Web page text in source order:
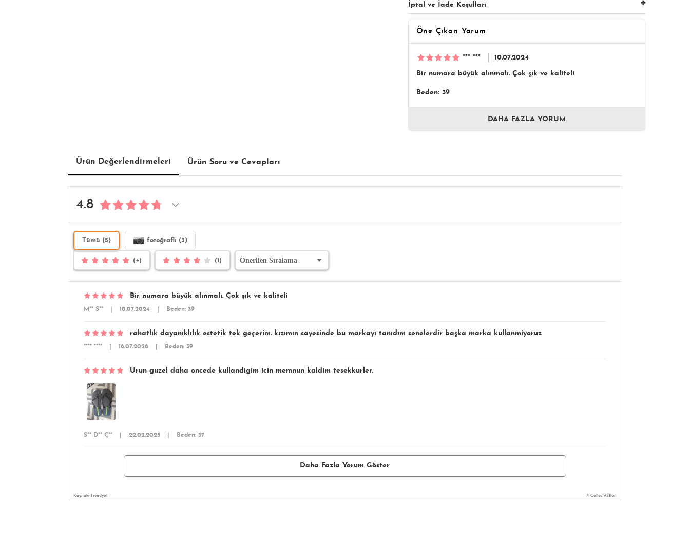
İptal ve İade Koşulları
Öne Çıkan Yorum
*** *** 10.07.2024
Bir numara büyük alınmalı. Çok şık ve kaliteli
Beden: 39
DAHA FAZLA YORUM
Ürün Değerlendirmeleri Ürün Soru ve Cevapları
4.8
Tümü (5) fotoğraflı (3)
(4) (1)
Bir numara büyük alınmalı. Çok şık ve kaliteli
M** S** 10.07.2024 Beden: 39
rahatlık dayanıklılık estetik tek geçerim. kızımın sayesinde bu markayı tanıdım senelerdir başka marka kullanmiyoruz
**** **** 16.07.2026 Beden: 39
Urun guzel daha oncede kullandigim icin memnun kaldim tesekkurler.
S** D** Ç** 22.02.2025 Beden: 37
Daha Fazla Yorum Göster
Kaynak: Trendyol ⚡ CollectAction